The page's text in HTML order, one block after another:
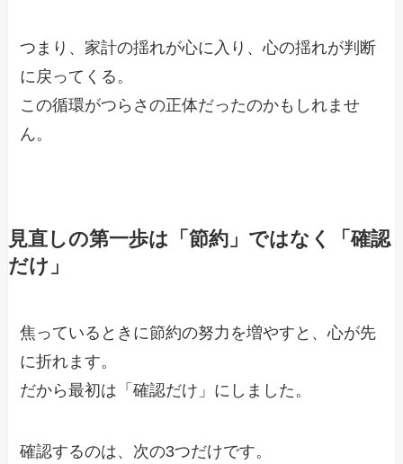
つまり、家計の揺れが心に入り、心の揺れが判断
に戻ってくる。
この循環がつらさの正体だったのかもしれませ
ん。
見直しの第一歩は「節約」ではなく「確認
だけ」
焦っているときに節約の努力を増やすと、心が先
に折れます。
だから最初は「確認だけ」にしました。
確認するのは、次の3つだけです。